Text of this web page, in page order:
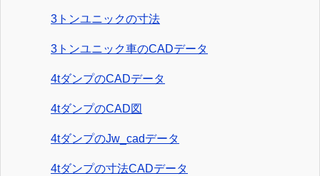
3トンユニックの寸法
3トンユニック車のCADデータ
4tダンプのCADデータ
4tダンプのCAD図
4tダンプのJw_cadデータ
4tダンプの寸法CADデータ